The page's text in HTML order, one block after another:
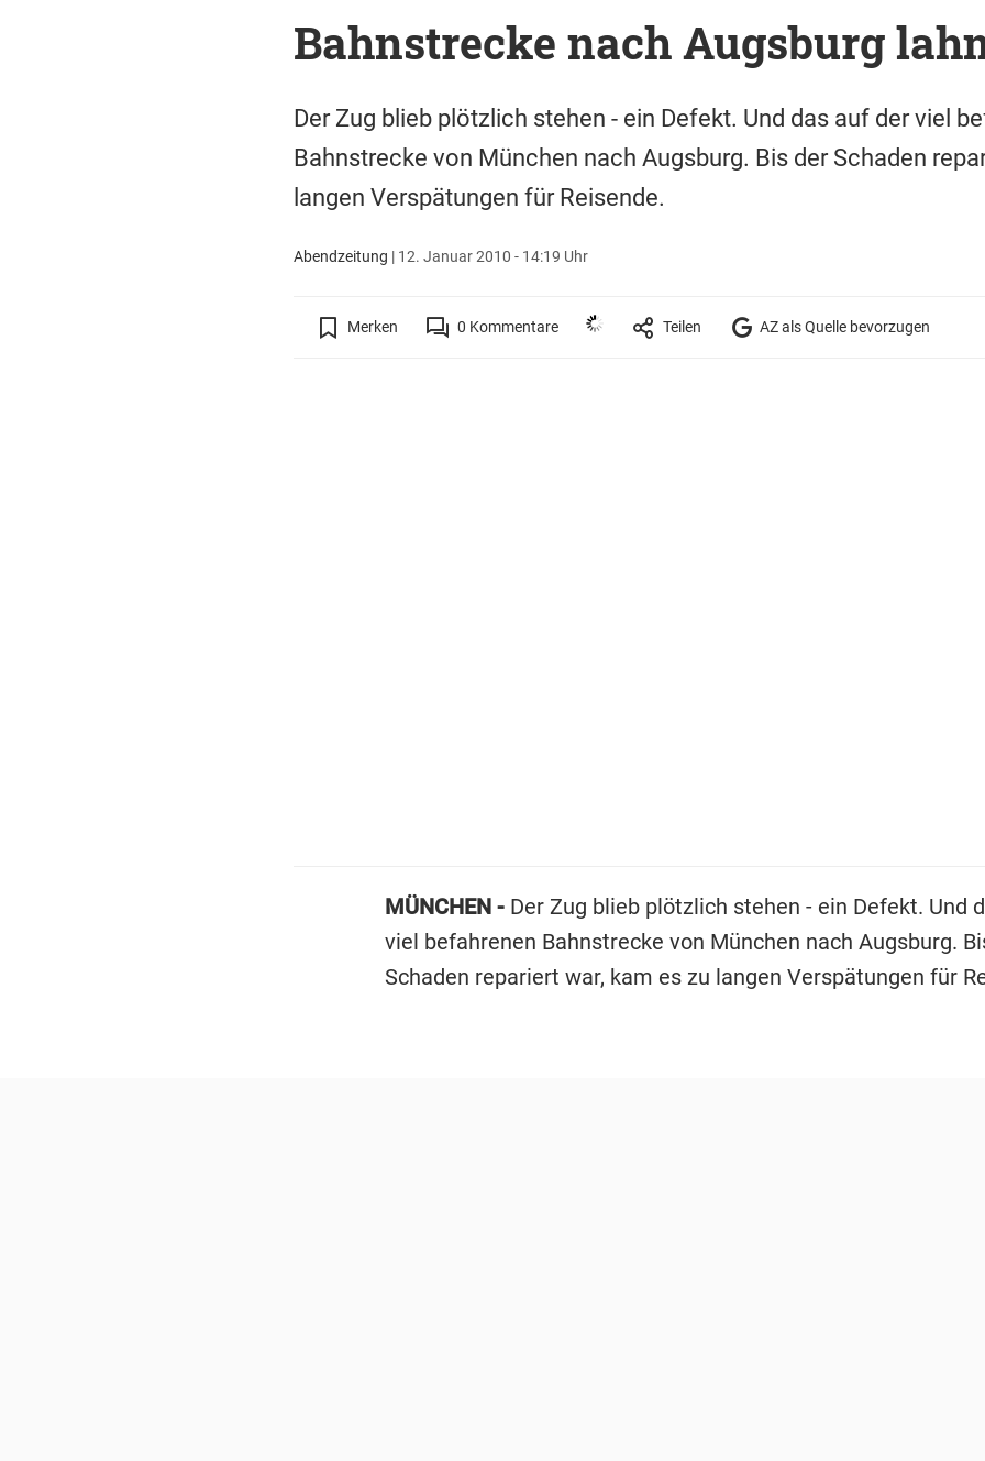
Bahnstrecke nach Augsburg
Der Zug blieb plötzlich stehen - ein Defekt. Und das auf der viel
Bahnstrecke von München nach Augsburg. Bis der Schaden
langen Verspätungen für Reisende.
Abendzeitung | 12. Januar 2010 - 14:19 Uhr
Merken 0 Kommentare Teilen AZ als Quelle bevorzugen
MÜNCHEN - Der Zug blieb plötzlich stehen - ein Defekt. Und
viel befahrenen Bahnstrecke von München nach Augsburg.
Schaden repariert war, kam es zu langen Verspätungen für